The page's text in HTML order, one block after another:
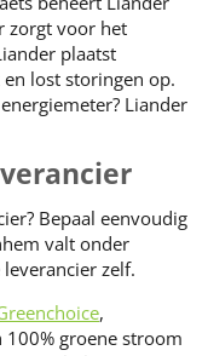
zorgt voor het
plaatst
lost storingen op.
Liander
Bepaal eenvoudig
valt onder
zelf.
,
100% groene stroom